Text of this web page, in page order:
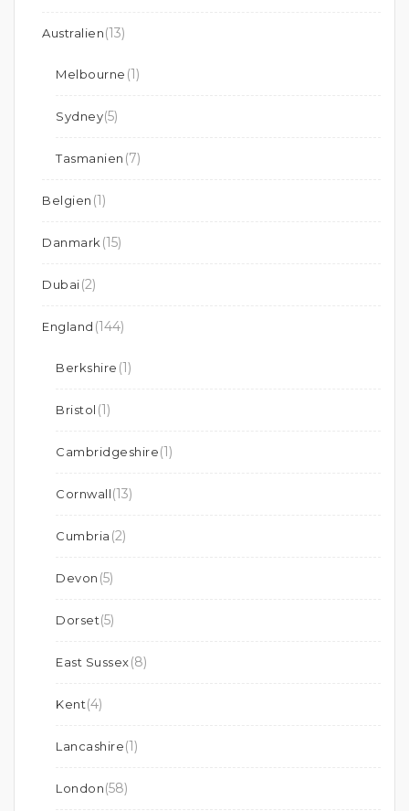
Australien(13)
Melbourne (1)
Sydney(5)
Tasmanien (7)
Belgien (1)
Danmark (15)
Dubai(2)
England (144)
Berkshire (1)
Bristol (1)
Cambridgeshire(1)
Cornwall(13)
Cumbria (2)
Devon (5)
Dorset(5)
East Sussex(8)
Kent(4)
Lancashire(1)
London(58)